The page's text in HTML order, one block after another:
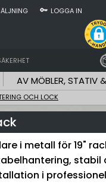
LOGGA IN
AV MÖBLER, STATIV
OCH LOCK
i metall för 19"
stabil
i